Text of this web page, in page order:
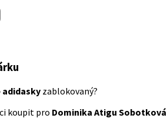
adidasky zablokovaný?
koupit pro Dominika Atigu Sobotková